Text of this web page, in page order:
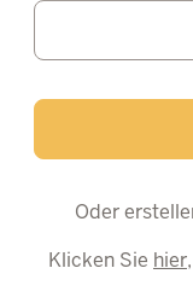
Oder
Klicken Sie hier